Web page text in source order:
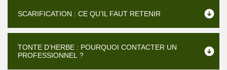
SCARIFICATION : CE QU’IL FAUT RETENIR
TONTE D’HERBE : POURQUOI CONTACTER UN
PROFESSIONNEL ?